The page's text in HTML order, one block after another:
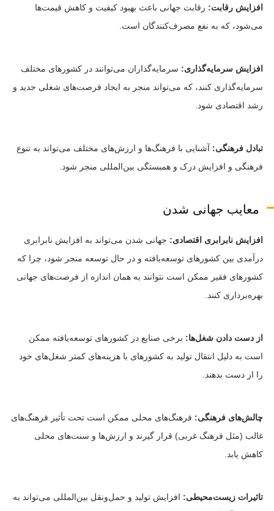
افزایش رقابت: رقابت جهانی باعث بهبود کیفیت و کاهش قیمت‌ها
می‌شود، که به نفع مصرف‌کنندگان است.
افزایش سرمایه‌گذاری: سرمایه‌گذاران می‌توانند در کشورهای مختلف
سرمایه‌گذاری کنند، که می‌تواند منجر به ایجاد فرصت‌های شغلی جدید و
رشد اقتصادی شود.
تبادل فرهنگی: آشنایی با فرهنگ‌ها و ارزش‌های مختلف می‌تواند به تنوع
فرهنگی و افزایش درک و همبستگی بین‌المللی منجر شود.
معایب جهانی شدن
افزایش نابرابری اقتصادی: جهانی شدن می‌تواند به افزایش نابرابری
درآمدی بین کشورهای توسعه‌یافته و در حال توسعه منجر شود، چرا که
کشورهای فقیر ممکن است نتوانند به همان اندازه از فرصت‌های جهانی
بهره‌برداری کنند.
از دست دادن شغل‌ها: برخی صنایع در کشورهای توسعه‌یافته ممکن
است به دلیل انتقال تولید به کشورهای با هزینه‌های کمتر شغل‌های خود
را از دست بدهند.
چالش‌های فرهنگی: فرهنگ‌های محلی ممکن است تحت تأثیر فرهنگ‌های
غالب (مثل فرهنگ غربی) قرار گیرند و ارزش‌ها و سنت‌های محلی
کاهش یابد.
تاثیرات زیست‌محیطی: افزایش تولید و حمل‌ونقل بین‌المللی می‌تواند به